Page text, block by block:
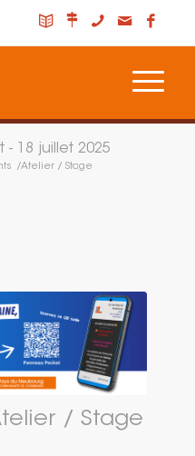
18 juillet 2025
/Atelier / Stage
/ Stage